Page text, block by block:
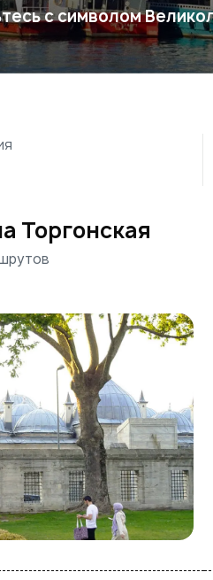
с символом
Торгонская